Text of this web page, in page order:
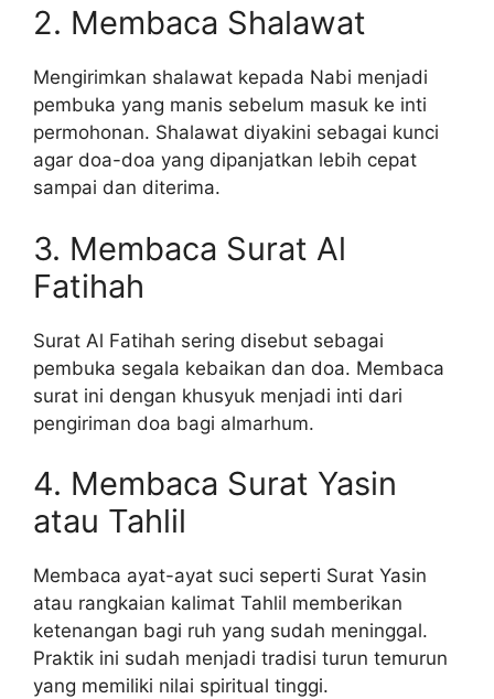
2. Membaca Shalawat
Mengirimkan shalawat kepada Nabi menjadi
pembuka yang manis sebelum masuk ke inti
permohonan. Shalawat diyakini sebagai kunci
agar doa-doa yang dipanjatkan lebih cepat
sampai dan diterima.
3. Membaca Surat Al
Fatihah
Surat Al Fatihah sering disebut sebagai
pembuka segala kebaikan dan doa. Membaca
surat ini dengan khusyuk menjadi inti dari
pengiriman doa bagi almarhum.
4. Membaca Surat Yasin
atau Tahlil
Membaca ayat-ayat suci seperti Surat Yasin
atau rangkaian kalimat Tahlil memberikan
ketenangan bagi ruh yang sudah meninggal.
Praktik ini sudah menjadi tradisi turun temurun
yang memiliki nilai spiritual tinggi.